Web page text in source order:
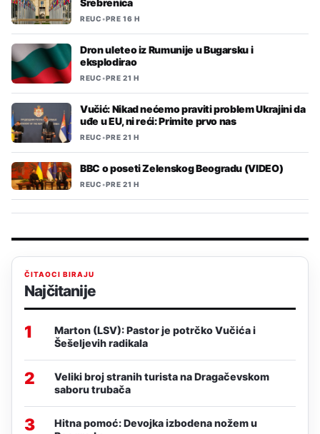
REUC•PRE 16 H
Dron uleteo iz Rumunije u Bugarsku i
eksplodirao
REUC•PRE 21 H
Vučić: Nikad nećemo praviti problem Ukrajini da
uđe u EU, ni reći: Primite prvo nas
REUC•PRE 21 H
BBC o poseti Zelenskog Beogradu (VIDEO)
REUC•PRE 21 H
ČITAOCI BIRAJU
Najčitanije
1
Marton (LSV): Pastor je potrčko Vučića i
Šešeljevih radikala
2
Veliki broj stranih turista na Dragačevskom
saboru trubača
3
Hitna pomoć: Devojka izbodena nožem u